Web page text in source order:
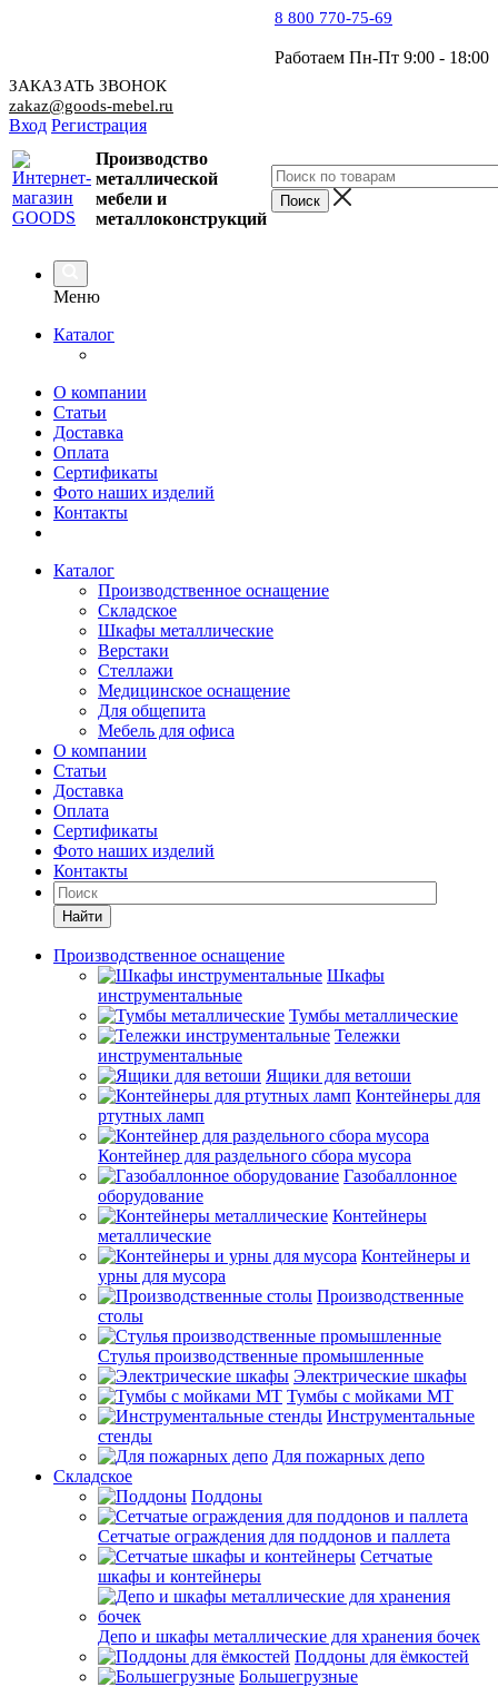
8 800 770-75-69
Работаем Пн-Пт 9:00 - 18:00
ЗАКАЗАТЬ ЗВОНОК
zakaz@goods-mebel.ru
Вход Регистрация
Производство
металлической
мебели и
металлоконструкций
Меню
Каталог
О компании
Статьи
Доставка
Оплата
Сертификаты
Фото наших изделий
Контакты
Каталог
Производственное оснащение
Складское
Шкафы металлические
Верстаки
Стеллажи
Медицинское оснащение
Для общепита
Мебель для офиса
О компании
Статьи
Доставка
Оплата
Сертификаты
Фото наших изделий
Контакты
Найти
Производственное оснащение
Шкафы
инструментальные
Тумбы металлические
Тележки
инструментальные
Ящики для ветоши
Контейнеры для
ртутных ламп
Контейнер для раздельного сбора мусора
Газобаллонное
оборудование
Контейнеры
металлические
Контейнеры и
урны для мусора
Производственные
столы
Стулья производственные промышленные
Электрические шкафы
Тумбы с мойками МТ
Инструментальные
стенды
Для пожарных депо
Складское
Поддоны
Сетчатые ограждения для поддонов и паллета
Сетчатые
шкафы и контейнеры
Депо и шкафы металлические для хранения бочек
Поддоны для ёмкостей
Большегрузные